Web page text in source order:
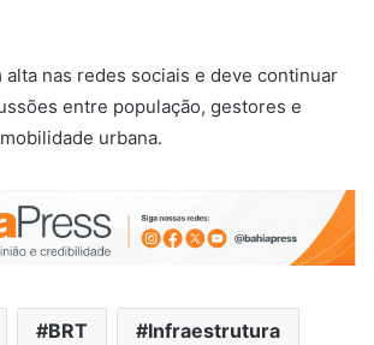
alta nas redes sociais e deve continuar
entre população, gestores e
urbana.
BRT Infraestrutura